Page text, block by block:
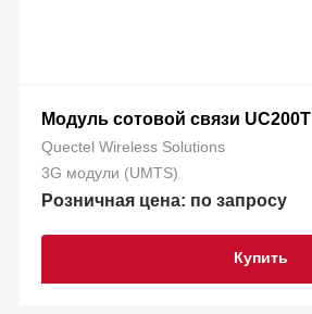
Модуль сотовой связи UC200T
Quectel Wireless Solutions
3G модули (UMTS)
Розничная цена: по запросу
Купить